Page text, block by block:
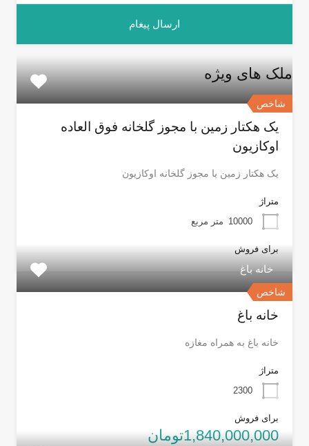
ملک های ویژه
شاخص
یک هکتار زمین با مجوز گلخانه فوق العاده
اوکازیون
یک هکتار زمین با مجوز گلخانه اوکازیون
متراژ
10000 متر مربع
برای فروش
شاخص
خانه باغ
خانه باغ
خانه باغ به همراه مغازه
متراژ
2300
برای فروش
1,840,000,000تومان